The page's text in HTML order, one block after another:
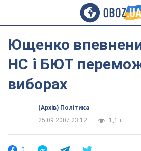
Ющенко
НС і БЮТ
виборах
(Архів) Політика
25.09.2007 23:12
1,1 т.